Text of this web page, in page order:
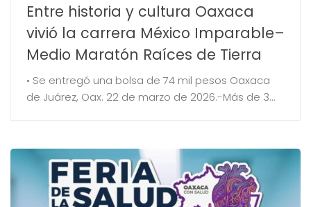
Entre historia y cultura Oaxaca
vivió la carrera México Imparable–
Medio Maratón Raíces de Tierra
• Se entregó una bolsa de 74 mil pesos Oaxaca
de Juárez, Oax. 22 de marzo de 2026.-Más de 3...